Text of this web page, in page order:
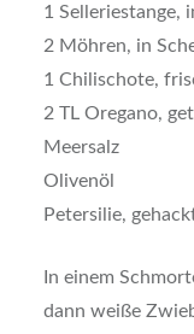
1 Selleriestange,
2 Möhren, in
1 Chilischote,
2 TL Oregano,
Meersalz
Olivenöl
Petersilie,
In einem
dann weiße